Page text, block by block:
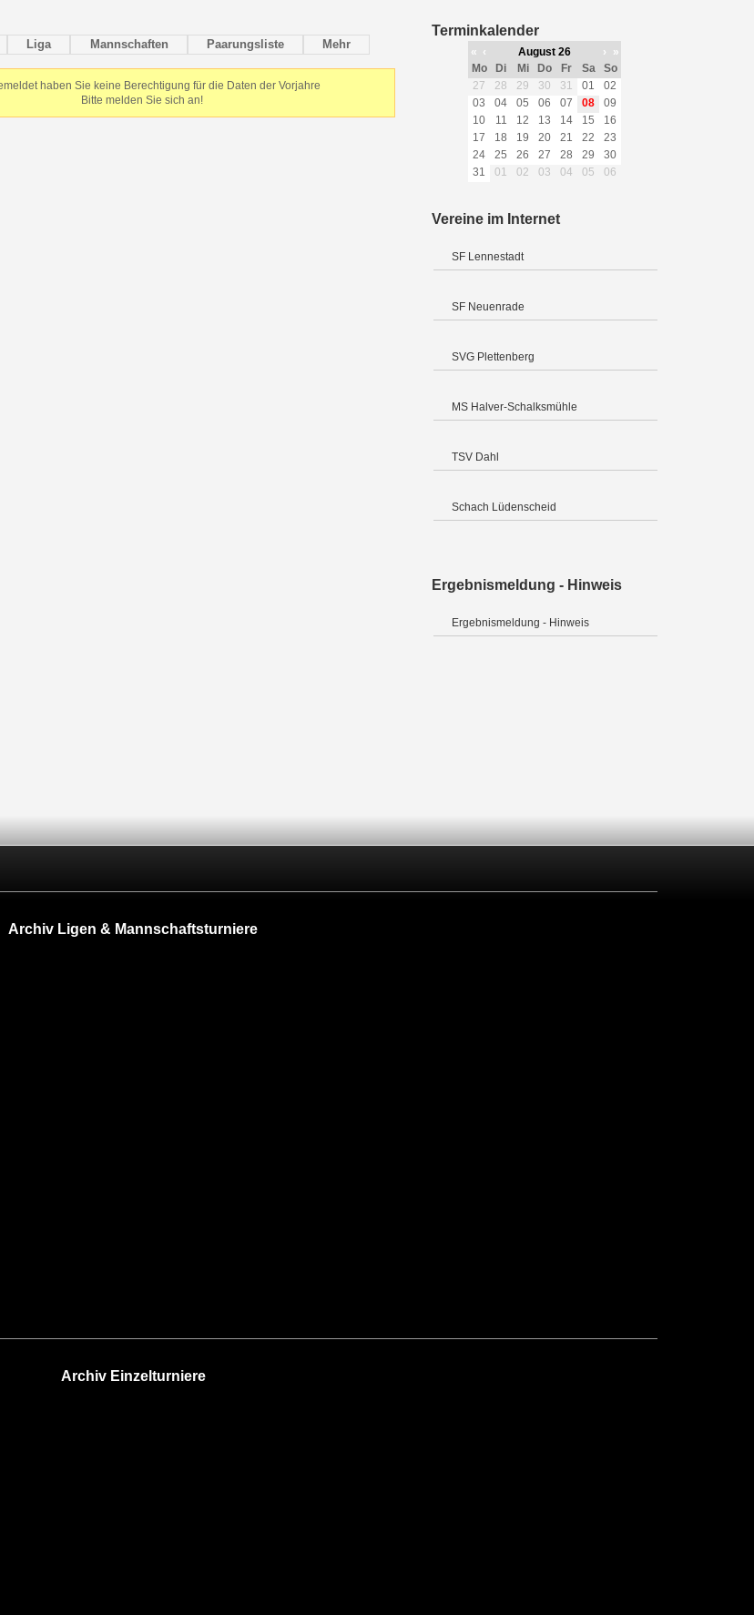
Liga Mannschaften Paarungsliste Mehr
haben Sie keine Berechtigung für die Daten der Vorjahre
Bitte melden Sie sich an!
Terminkalender
« ‹ August 26 ›
»
Mo
Di Mi Do Fr Sa
So
27
28 29 30 31 01
02
03
04 05 06 07 08
09
10
11 12 13 14 15
16
17
18 19 20 21 22
23
24
25 26 27 28 29
30
31
01 02 03 04 05 06
Vereine im Internet
SF Lennestadt
SF Neuenrade
SVG Plettenberg
MS Halver-Schalksmühle
TSV Dahl
Schach Lüdenscheid
Ergebnismeldung - Hinweis
Ergebnismeldung - Hinweis
Archiv Ligen & Mannschaftsturniere
Archiv Einzelturniere